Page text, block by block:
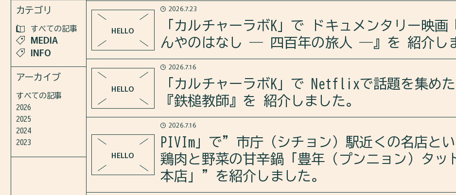
カテゴリ
すべての記事
MEDIA
INFO
アーカイブ
すべての記事
2026
2025
2024
2023
2026年7月30日のカルチャーラボKは、映画『リトル・フォレスト 春夏秋冬』を紹介しまし
さらに、原作の日本版との違いや共通点についても語り合いました。
https://open.spotify.com/episode/6WYL55E4RbnPGfmkYl3dxT?si=YfU_Gy1tTmC-hovwBhi6cQ
HELLO
2026.7.23
「カルチャーラボK」で ドキュメンタリー映画
んやのはなし ― 四百年の旅人 ―』を 紹介し
2026年7月23日のカルチャーラボKは、ドキュメンタリー映画『ちゃわんやのはなし ― 四百
の旅人 ―』を紹介しました。
さらに、「代を継ぐ」という日本文化や、国境や民族を越えてアイデンティティーを築いて
た沈壽官家の物語についても語り合いました。
https://open.spotify.com/episode/7FDgOUOHRnADnzr5Dmyf10?si=nzPKugVPTmqOsfV76haQ3w
HELLO
2026.7.16
「カルチャーラボK」で Netflixで話題を集め
『鉄槌教師』を 紹介しました。
2026年7月16日のカルチャーラボKは、Netflixで配信されて話題を集めたドラマ『鉄槌教師
紹介しました。
さらに、ドラマのモチーフになった実際の出来事についても語り合いました。
HELLO
2026.7.16
PIVIm」で”市庁（シチョン）駅近くの名店とい
鶏肉と野菜の甘辛鍋「豊年（プンニョン）タッ
本店」”を紹介しました。